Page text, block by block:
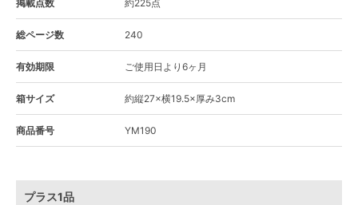
掲載点数 約225点
総ページ数 240
有効期限 ご使用日より6ヶ月
箱サイズ 約縦27×横19.5×厚み3cm
商品番号 YM190
プラス1品